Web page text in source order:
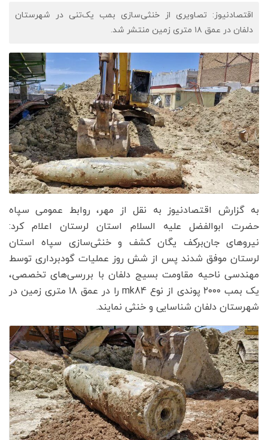
اقتصادنیوز: تصاویری از خنثی‌سازی بمب یک‌تنی در شهرستان
دلفان در عمق ۱۸ متری زمین منتشر شد.
به گزارش اقتصادنیوز به نقل از مهر، روابط عمومی سپاه
حضرت ابوالفضل علیه السلام استان لرستان اعلام کرد:
نیروهای جان‌برکف یگان کشف و خنثی‌سازی سپاه استان
لرستان موفق شدند پس از شش روز عملیات گودبرداری توسط
مهندسی ناحیه مقاومت بسیج دلفان با بررسی‌های تخصصی،
یک بمب ۲۰۰۰ پوندی از نوع mk84 را در عمق ۱۸ متری زمین در
شهرستان دلفان شناسایی و خنثی نمایند.